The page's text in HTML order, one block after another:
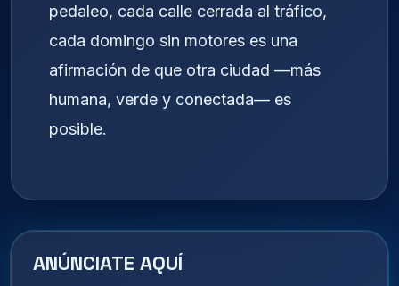
pedaleo, cada calle cerrada al tráfico,
cada domingo sin motores es una
afirmación de que otra ciudad —más
humana, verde y conectada— es
posible.
ANÚNCIATE AQUÍ